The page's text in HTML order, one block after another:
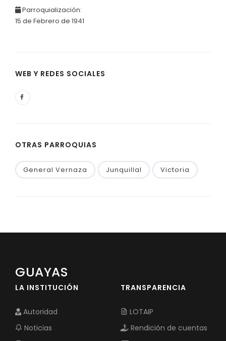
Parroquialización:
15 de Febrero de 1941
WEB Y REDES SOCIALES
OTRAS PARROQUIAS
General Vernaza Junquillal Victoria
GUAYAS
LA INSTITUCIÓN
Autoridad
Noticias
TRANSPARENCIA
LOTAIP
Rendición de cuentas